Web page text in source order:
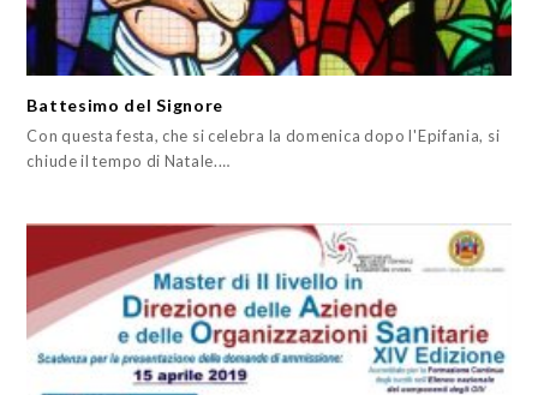
Battesimo del Signore
Con questa festa, che si celebra la domenica dopo l'Epifania, si
chiude il tempo di Natale.…